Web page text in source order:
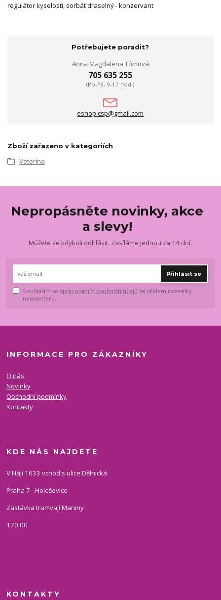
regulátor kyselosti, sorbát draselný - konzervant
Potřebujete poradit?
Anna Magdalena Tůmová
705 635 255
(Po-Pá, 9-17 hod.)
eshop.csp@gmail.com
Zboží zařazeno v kategoriích
Veterina
Nepropásněte novinky, akce
a slevy!
Můžete se kdykoli odhlásit. Zasíláme jednou za 14 dní.
Přihlásit se
Souhlasím se zpracováním osobních údajů za účelem rozesílky
newsletteru.
INFORMACE PRO ZÁKAZNÍKY
O nás
Novinky
Obchodní podmínky
Kontakty
KDE NÁS NAJDETE
V Háji 1633 vchod s ulice Dělnická
Praha 7 - Holešovice
Zastávka tramvají Maniny
170 00
KONTAKTY